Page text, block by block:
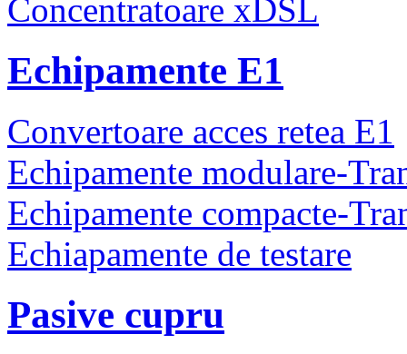
Concentratoare xDSL
Echipamente E1
Convertoare acces retea E1
Echipamente modulare-
Echipamente compacte-
Echiapamente de testare
Pasive cupru